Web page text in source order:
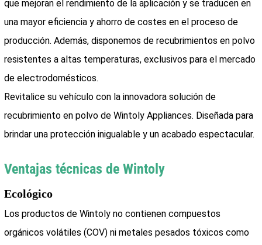
que mejoran el rendimiento de la aplicación y se traducen en
una mayor eficiencia y ahorro de costes en el proceso de
producción. Además, disponemos de recubrimientos en polvo
resistentes a altas temperaturas, exclusivos para el mercado
de electrodomésticos.
Revitalice su vehículo con la innovadora solución de
recubrimiento en polvo de Wintoly Appliances. Diseñada para
brindar una protección inigualable y un acabado espectacular.
Ventajas técnicas de Wintoly
Ecológico
Los productos de Wintoly no contienen compuestos
orgánicos volátiles (COV) ni metales pesados ​​tóxicos como